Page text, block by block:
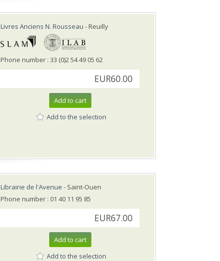
Livres Anciens N. Rousseau - Reuilly
Phone number : 33 (0)2 54 49 05 62
EUR60.00
Add to cart
Add to the selection
Librairie de l'Avenue - Saint-Ouen
Phone number : 01 40 11 95 85
EUR67.00
Add to cart
Add to the selection